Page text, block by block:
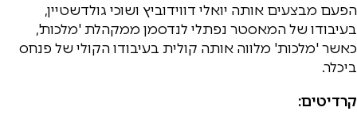
הפעם מבצעים אותה יואלי דווידוביץ ושוכי גולדשטיין,
בעיבודו של המאסטר נפתלי לנדסמן ממקהלת 'מלכות',
כאשר 'מלכות' מלווה אותה קולית בעיבודו הקולי של פנחס
ביכלר.
קרדיטים: